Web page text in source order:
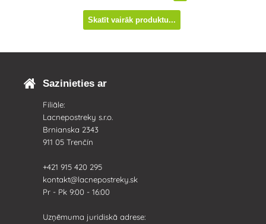
Skatīt vairāk produktu...
Sazinieties ar
Filiāle:
Lacnepostreky s.r.o.
Brnianska 2343
911 05 Trenčín
+421 915 420 295
kontakt@lacnepostreky.sk
Pr - Pk 9:00 - 16:00
Uzņēmuma juridiskā adrese: